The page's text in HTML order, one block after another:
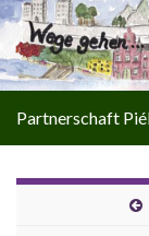
Partnerschaft